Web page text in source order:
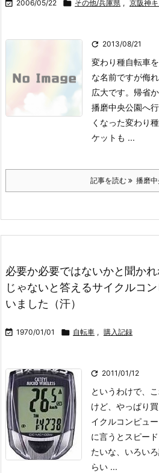
 2006/05/22  その他/兵庫県 , 京阪神
 2013/08/21
変わり種自転車
な名前ですが侮
広大です。 帰省
播磨中央公園へ
くなった変わり
ケットも ...
記事を読む 播磨
必要か必要ではないかと聞か
じゃないと答えるサイクルコ
いました（汗）
 1970/01/01  自転車 , 購入記録
 2011/01/12
というわけで、
けど、やっぱり
イクルコンピュ
に言うとスピー
たいな、いろい
らい ...